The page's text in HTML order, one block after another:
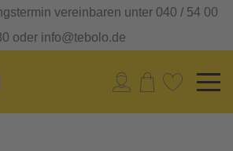
vereinbaren unter 040 / 54 00
oder info@tebolo.de